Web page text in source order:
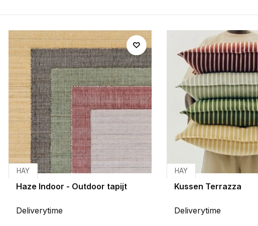
HAY
Haze Indoor - Outdoor tapijt
Deliverytime
HAY
Kussen Terrazza
Deliverytime